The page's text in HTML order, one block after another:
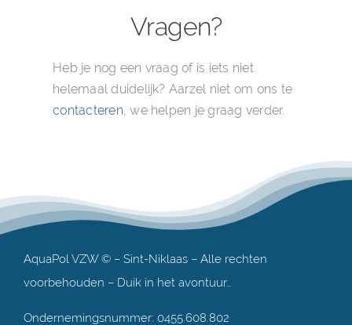
Vragen?
Heb je nog een vraag of is iets niet
helemaal duidelijk? Aarzel niet om ons te
contacteren, we helpen je graag verder.
AquaPol VZW © – Sint-Niklaas – Alle rechten
voorbehouden – Duik in het avontuur…
Ondernemingsnummer: 0455.608.802